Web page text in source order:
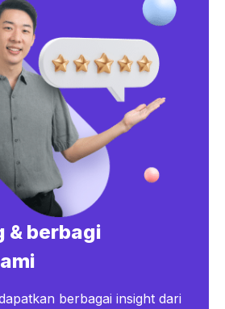
& berbagi
berbagai insight dari